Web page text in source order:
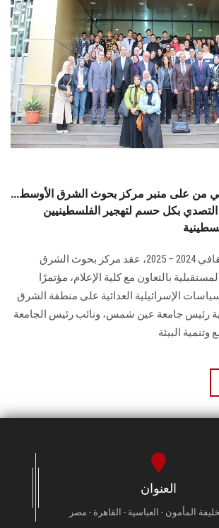
تواصل معنا
الطلاب
هيئة التدريس
الدراسات العليا
الموظفون
سجل الان
من على منبر مركز بحوث الشرق الأوسط...
بكل حسم لتهجير الفلسطينيين
في إطار الموسم الثقافي 2024 – 2025، عقد مركز بحوث الشرق
بالتعاون مع كلية الإعلام، مؤتمرًا
الإسرائيلية العدائية على منطقة الشرق
رئيس جامعة عين شمس، ونائب رئيس الجامعة
البيئة
العنوان
المأمون - العباسية - القاهرة - مصر